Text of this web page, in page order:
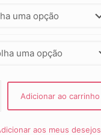
Adicionar ao carrinho
aos meus desejos